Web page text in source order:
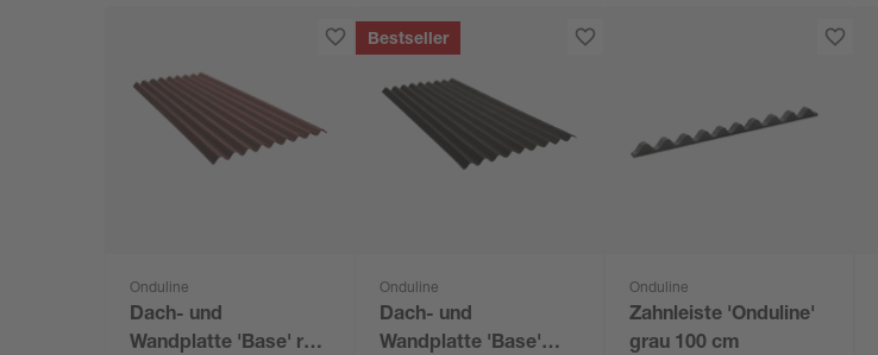
Onduline
Dach- und
Wandplatte 'Base' rot
Bestseller
Onduline
Dach- und
Wandplatte 'Base'
Onduline
Zahnleiste 'Onduline'
grau 100 cm